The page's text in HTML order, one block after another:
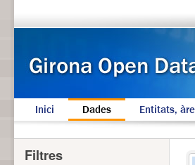
Inici Dades Entitats,
Filtres